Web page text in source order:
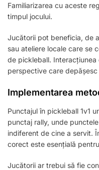
Familiarizarea cu aceste
timpul jocului.
Jucătorii pot beneficia, de
sau ateliere locale care se
de pickleball.
perspective care depășesc
Implementarea
Punctajul în pickleball 1v1
punctaj rally, unde
indiferent de cine a servit.
corect este esențială
Jucătorii ar trebui să fie